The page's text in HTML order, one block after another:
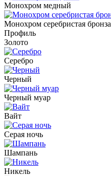
Монохром медный
Монохром серебристая бронза
Профиль
Золото
Серебро
Черный
Черный муар
Вайт
Серая ночь
Шампань
Никель